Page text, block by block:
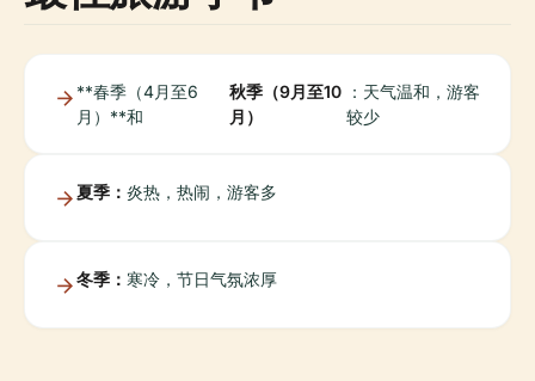
**春季（4月至6
月）**和
秋季（9月至10
月）
：天气温和，游客
较少
夏季： 炎热，热闹，游客多
冬季： 寒冷，节日气氛浓厚